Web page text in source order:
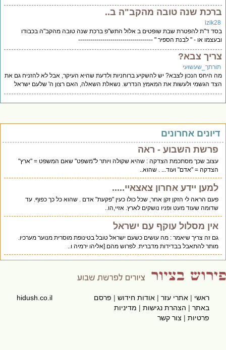
שנה טובה מהקב"ה ב..
ד"ת להפטרת שבת שופטים ב אלול התש"פ ברכת שנה טובה מהקב"ה בכבודו
או - " לבנת הספיר " -------------------------------------
צבא?
היחס הנכון לצבא? יש להשקיע ברוחניות ולדעת שהיא העיקר, אבל לא להזניח גם את
הגשמי ולעשות את המאמץ הנדרש. נשאלת השאלה, האם רצון ה' שלעם ישראל
אחרונים
פרשת השבוע - ראה
עצוב שכך מסתכמת הצדקה : שהיא שקולה ויותר ל"משפט" שאם המשפט = "ארץ"
הצדקה = "אדם" ועוד... . שהוא..
למען יידע אחרון צאצאיי.....
פעם הראה לי הזקן זקן אחר, שכל כולו כעין "פקעת" אדם . שהוא כל כך כפוף. עד
שדומה שעוד מעט ופניו נושקים לארץ. אזיי,הו..
אין מסלול עוקף עם ישראל
גם זה צריך שיאמר : מה עושים כשעם ישראל טובל בטינופת מוסרית מנוער מערכיו.
מותר להתאבל בבדידות מדברית. לפרוש מהם [אליהו ירמיה ו..
ראשי|אתרי עזר|אודות חידוש|פרסם
באתר|הצהרת נגישות|מדיניות
פרטיות|צור קשר
hidush.co.il